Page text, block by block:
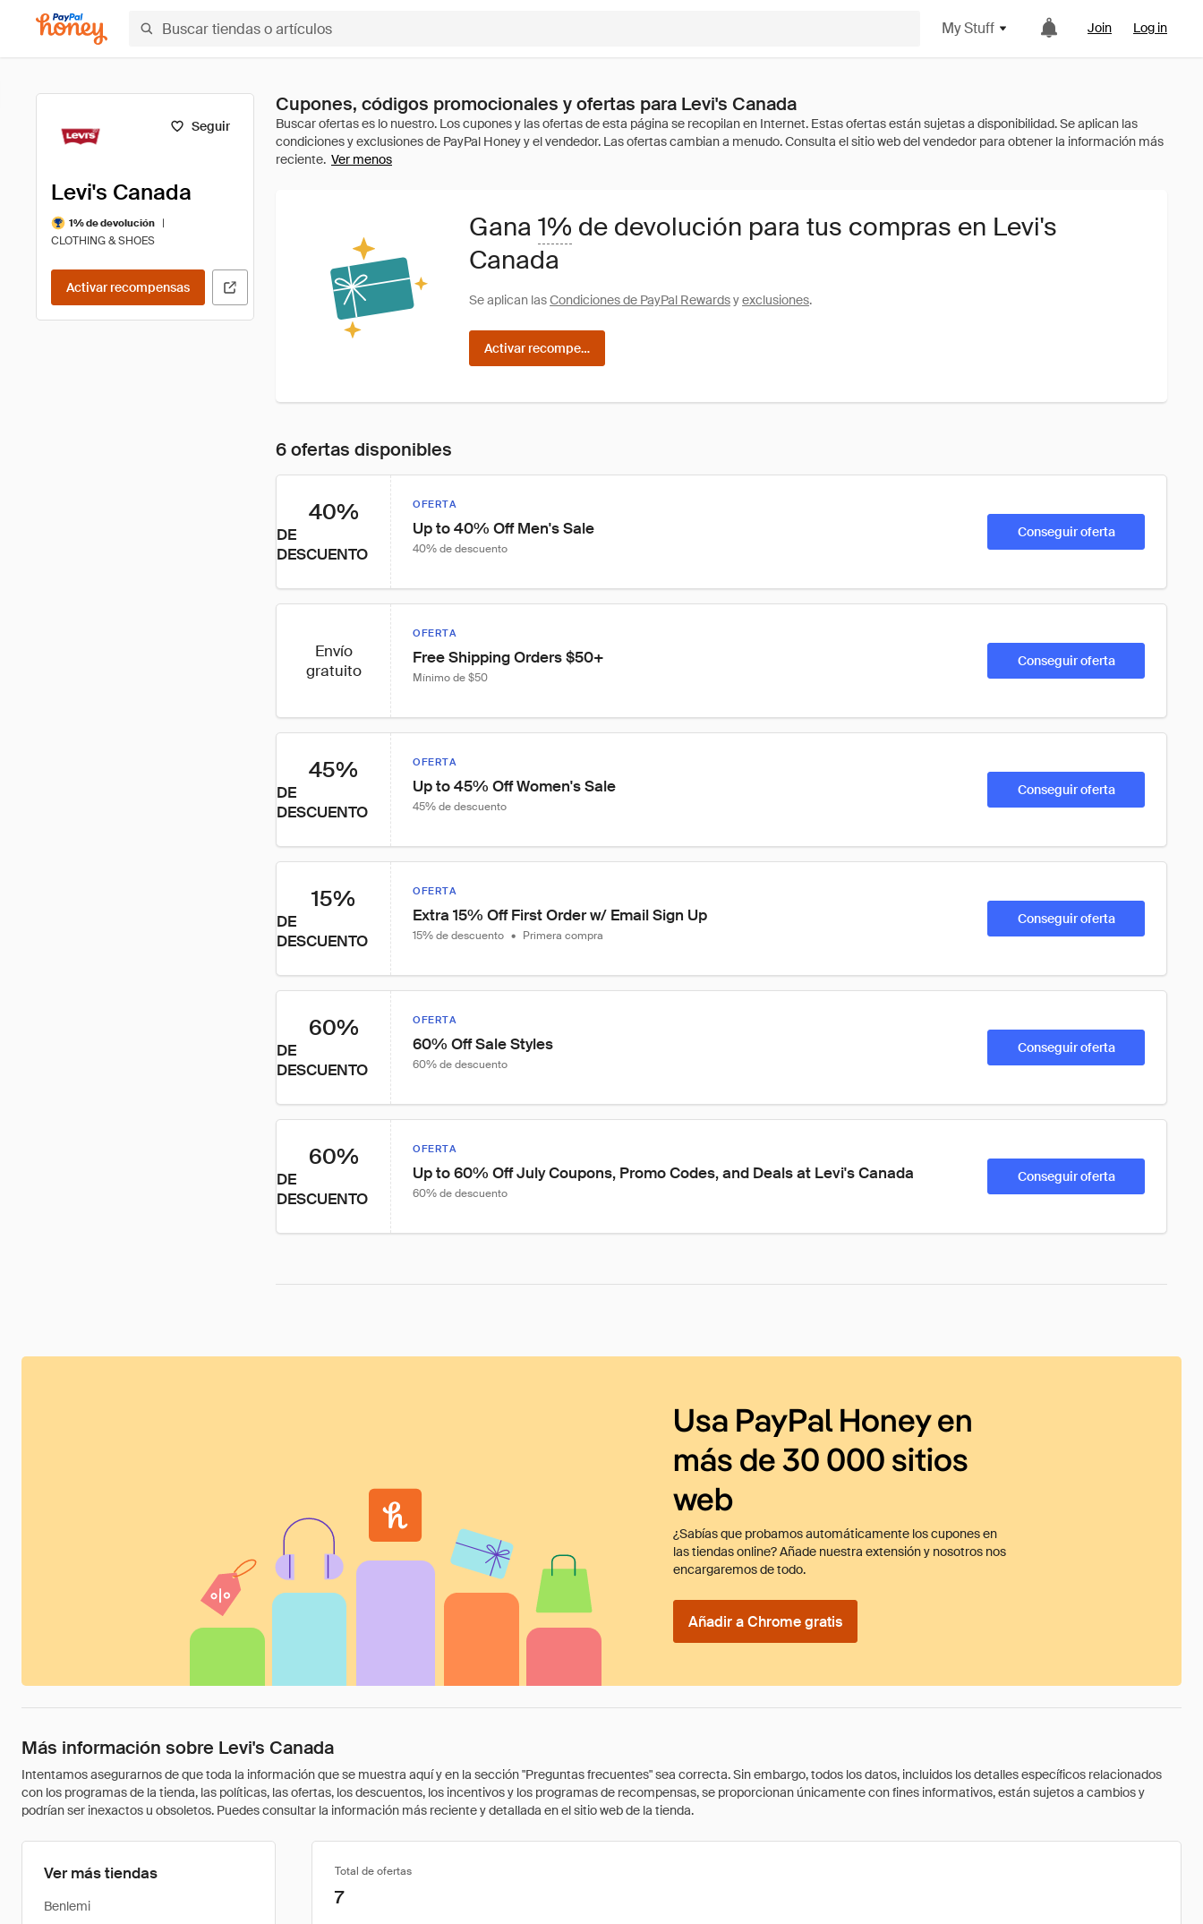
My Stuff Join Log in
Seguir
Levi's Canada
1% de devolución
|
CLOTHING & SHOES
Activar recompensas
Cupones, códigos promocionales y ofertas para Levi's Canada
Ver menos
Gana 1% de devolución para tus compras en Levi's
Canada
Se aplican lasCondiciones de PayPal Rewardsyexclusiones.
Activar recompensas
6 ofertas disponibles
40%
DE
DESCUENTO
OFERTA
Up to 40% Off Men's Sale
40% de descuento
Conseguir oferta
Envío
gratuito
OFERTA
Free Shipping Orders $50+
Mínimo de $50
Conseguir oferta
45%
DE
DESCUENTO
OFERTA
Up to 45% Off Women's Sale
45% de descuento
Conseguir oferta
15%
DE
DESCUENTO
OFERTA
Extra 15% Off First Order w/ Email Sign Up
15% de descuento • Primera compra
Conseguir oferta
60%
DE
DESCUENTO
OFERTA
60% Off Sale Styles
60% de descuento
Conseguir oferta
60%
DE
DESCUENTO
OFERTA
Up to 60% Off July Coupons, Promo Codes, and Deals at Levi's Canada
60% de descuento
Conseguir oferta
Usa PayPal Honey en
más de 30 000 sitios
web
¿Sabías que probamos automáticamente los cupones en
las tiendas online? Añade nuestra extensión y nosotros nos
encargaremos de todo.
Añadir a Chrome gratis
Más información sobre Levi's Canada
Intentamos asegurarnos de que toda la información que se muestra aquí y en la sección "Preguntas frecuentes" sea correcta. Sin embargo, todos los datos, incluidos los detalles específicos relacionados
con los programas de la tienda, las políticas, las ofertas, los descuentos, los incentivos y los programas de recompensas, se proporcionan únicamente con fines informativos, están sujetos a cambios y
podrían ser inexactos u obsoletos. Puedes consultar la información más reciente y detallada en el sitio web de la tienda.
Ver más tiendas
Benlemi
Total de ofertas
7